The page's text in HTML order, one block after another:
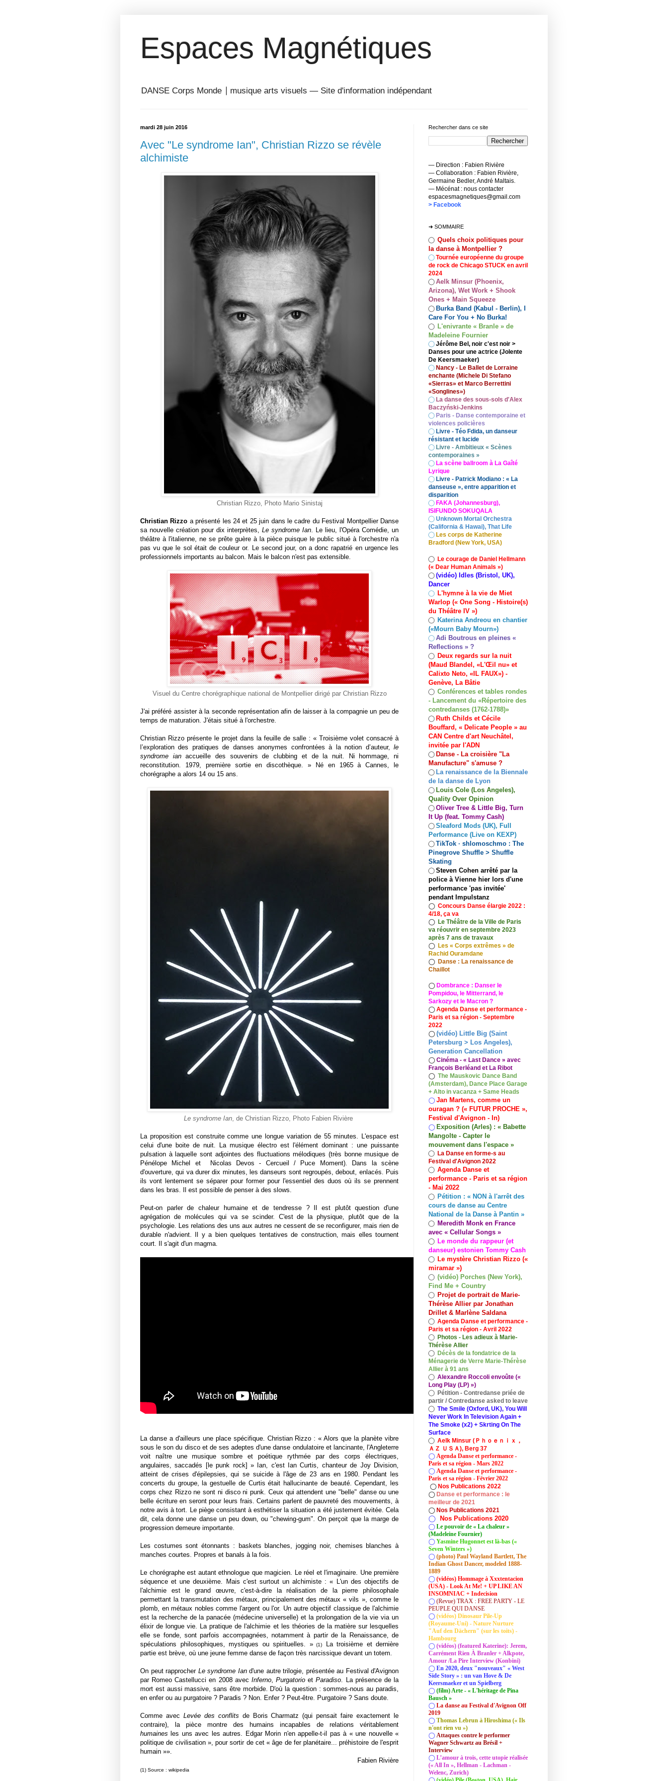
Espaces Magnétiques
DANSE Corps Monde ⎥ musique arts visuels — Site d'information indépendant
mardi 28 juin 2016
Avec "Le syndrome Ian", Christian Rizzo se révèle
alchimiste
Christian Rizzo, Photo Mario Sinistaj
Christian Rizzo a présenté les 24 et 25 juin dans le cadre du Festival Montpellier Danse
sa nouvelle création pour dix interprètes, Le syndrome Ian. Le lieu, l'Opéra Comédie, un
théâtre à l'italienne, ne se prête guère à la pièce puisque le public situé à l'orchestre n'a
pas vu que le sol était de couleur or. Le second jour, on a donc rapatrié en urgence les
professionnels importants au balcon. Mais le balcon n'est pas extensible.
Visuel du Centre chorégraphique national de Montpellier dirigé par Christian Rizzo
J'ai préféré assister à la seconde représentation afin de laisser à la compagnie un peu de
temps de maturation. J'étais situé à l'orchestre.
Christian Rizzo présente le projet dans la feuille de salle : « Troisième volet consacré à
l’exploration des pratiques de danses anonymes confrontées à la notion d’auteur, le
syndrome ianaccueille des souvenirs de clubbing et de la nuit. Ni hommage, ni
reconstitution. 1979, première sortie en discothèque. » Né en 1965 à Cannes, le
chorégraphe a alors 14 ou 15 ans.
Le syndrome Ian, de Christian Rizzo, Photo Fabien Rivière
La proposition est construite comme une longue variation de 55 minutes. L'espace est
celui d'une boite de nuit. La musique électro est l'élément dominant : une puissante
pulsation à laquelle sont adjointes des fluctuations mélodiques (très bonne musique de
Pénélope Michel et Nicolas Devos - Cercueil / Puce Moment). Dans la scène
d'ouverture, qui va durer dix minutes, les danseurs sont regroupés, debout, enlacés. Puis
ils vont lentement se séparer pour former pour l'essentiel des duos où ils se prennent
dans les bras. Il est possible de penser à des slows.
Peut-on parler de chaleur humaine et de tendresse ? Il est plutôt question d'une
agrégation de molécules qui va se scinder. C'est de la physique, plutôt que de la
psychologie. Les relations des uns aux autres ne cessent de se reconfigurer, mais rien de
durable n'advient. Il y a bien quelques tentatives de construction, mais elles tournent
court. Il s'agit d'un magma.
La danse a d'ailleurs une place spécifique. Christian Rizzo :« Alors que la planète vibre
sous le son du disco et de ses adeptes d'une danse ondulatoire et lancinante, l'Angleterre
voit naître une musique sombre et poétique rythmée par des corps électriques,
angulaires, saccadés [le punk rock] » Ian, c'est Ian Curtis, chanteur de Joy Division,
atteint de crises d'épilepsies, qui se suicide à l'âge de 23 ans en 1980. Pendant les
concerts du groupe, la gestuelle de Curtis était hallucinante de beauté. Cependant, les
corps chez Rizzo ne sont ni disco ni punk. Ceux qui attendent une "belle" danse ou une
belle écriture en seront pour leurs frais. Certains parlent de pauvreté des mouvements, à
notre avis à tort. Le piège consistant à esthétiser la situation a été justement évitée. Cela
dit, cela donne une danse un peu down, ou "chewing-gum". On perçoit que la marge de
progression demeure importante.
Les costumes sont étonnants : baskets blanches, jogging noir, chemises blanches à
manches courtes. Propres et banals à la fois.
Le chorégraphe est autant ethnologue que magicien. Le réel et l'imaginaire. Une première
séquence et une deuxième. Mais c'est surtout un alchimiste : « L'un des objectifs de
l'alchimie est le grand œuvre, c'est-à-dire la réalisation de la pierre philosophale
permettant la transmutation des métaux, principalement des métaux « vils », comme le
plomb, en métaux nobles comme l'argent ou l'or. Un autre objectif classique de l'alchimie
est la recherche de la panacée (médecine universelle) et la prolongation de la vie via un
élixir de longue vie. La pratique de l'alchimie et les théories de la matière sur lesquelles
elle se fonde, sont parfois accompagnées, notamment à partir de la Renaissance, de
spéculations philosophiques, mystiques ou spirituelles. » (1)
La troisième et dernière
partie est brève, où une jeune femme danse de façon très narcissique devant un totem.
On peut rapprocher Le syndrome Iand'une autre trilogie, présentée au Festival d'Avignon
par Romeo Castellucci en 2008 avec Inferno,Purgatorio etParadiso. La présence de la
mort est aussi massive, sans être morbide. D'où la question : sommes-nous au paradis,
en enfer ou au purgatoire ? Paradis ? Non. Enfer ? Peut-être. Purgatoire ? Sans doute.
Comme avec Levée des conflits de Boris Charmatz (qui pensait faire exactement le
contraire), la pièce montre des humains incapables de relations véritablement
humaines les uns avec les autres. Edgar Morin n'en appelle-t-il pas à « une nouvelle «
politique de civilisation », pour sortir de cet « âge de fer planétaire... préhistoire de l'esprit
humain »».
Fabien Rivière
(1) Source : wikipedia
Rechercher dans ce site
— Direction : Fabien Rivière
— Collaboration : Fabien Rivière,
Germaine Bedler, André Maltais.
— Mécénat : nous contacter
espacesmagnetiques@gmail.com
> Facebook
➜ SOMMAIRE
◯ Quels choix politiques pour
la danse à Montpellier ?
◯ Tournée européenne du groupe
de rock de Chicago STUCK en avril
2024
◯ Aelk Minsur (Phoenix,
Arizona), Wet Work + Shook
Ones + Main Squeeze
◯ Burka Band (Kabul - Berlin), I
Care For You + No Burka!
◯ L'enivrante « Branle » de
Madeleine Fournier
◯ Jérôme Bel, noir c'est noir >
Danses pour une actrice (Jolente
De Keersmaeker)
◯ Nancy - Le Ballet de Lorraine
enchante (Michele Di Stefano
«Sierras» et Marco Berrettini
«Songlines»)
◯ La danse des sous-sols d'Alex
Baczyński-Jenkins
◯ Paris - Danse contemporaine et
violences policières
◯ Livre - Téo Fdida, un danseur
résistant et lucide
◯ Livre - Ambitieux « Scènes
contemporaines »
◯ La scène ballroom à La Gaîté
Lyrique
◯ Livre - Patrick Modiano : « La
danseuse », entre apparition et
disparition
◯ FAKA (Johannesburg),
ISIFUNDO SOKUQALA
◯ Unknown Mortal Orchestra
(California & Hawai), That Life
◯ Les corps de Katherine
Bradford (New York, USA)
◯ Le courage de Daniel Hellmann
(« Dear Human Animals »)
◯ (vidéo) Idles (Bristol, UK),
Dancer
◯ L'hymne à la vie de Miet
Warlop (« One Song - Histoire(s)
du Théâtre IV »)
◯ Katerina Andreou en chantier
(«Mourn Baby Mourn»)
◯ Adi Boutrous en pleines «
Reflections » ?
◯ Deux regards sur la nuit
(Maud Blandel, «L'Œil nu» et
Calixto Neto, «IL FAUX») -
Genève, La Bâtie
◯ Conférences et tables rondes
- Lancement du «Répertoire des
contredanses (1762-1788)»
◯ Ruth Childs et Cécile
Bouffard, « Delicate People » au
CAN Centre d'art Neuchâtel,
invitée par l'ADN
◯ Danse - La croisière "La
Manufacture" s'amuse ?
◯ La renaissance de la Biennale
de la danse de Lyon
◯ Louis Cole (Los Angeles),
Quality Over Opinion
◯ Oliver Tree & Little Big, Turn
It Up (feat. Tommy Cash)
◯ Sleaford Mods (UK), Full
Performance (Live on KEXP)
◯ TikTok · shlomoschmo : The
Pinegrove Shuffle > Shuffle
Skating
◯ Steven Cohen arrêté par la
police à Vienne hier lors d'une
performance 'pas invitée'
pendant Impulstanz
◯ Concours Danse élargie 2022 :
4/18, ça va
◯ Le Théâtre de la Ville de Paris
va réouvrir en septembre 2023
après 7 ans de travaux
◯ Les « Corps extrêmes » de
Rachid Ouramdane
◯ Danse : La renaissance de
Chaillot
◯ Dombrance : Danser le
Pompidou, le Mitterrand, le
Sarkozy et le Macron ?
◯ Agenda Danse et performance -
Paris et sa région - Septembre
2022
◯ (vidéo) Little Big (Saint
Petersburg > Los Angeles),
Generation Cancellation
◯ Cinéma - « Last Dance » avec
François Berléand et La Ribot
◯ The Mauskovic Dance Band
(Amsterdam), Dance Place Garage
+ Alto in vacanza + Same Heads
◯ Jan Martens, comme un
ouragan ? (« FUTUR PROCHE »,
Festival d'Avignon - In)
◯ Exposition (Arles) : « Babette
Mangolte - Capter le
mouvement dans l'espace »
◯ La Danse en forme-s au
Festival d'Avignon 2022
◯ Agenda Danse et
performance - Paris et sa région
- Mai 2022
◯ Pétition : « NON à l'arrêt des
cours de danse au Centre
National de la Danse à Pantin »
◯ Meredith Monk en France
avec « Cellular Songs »
◯ Le monde du rappeur (et
danseur) estonien Tommy Cash
◯ Le mystère Christian Rizzo («
miramar »)
◯ (vidéo) Porches (New York),
Find Me + Country
◯ Projet de portrait de Marie-
Thérèse Allier par Jonathan
Drillet & Marlène Saldana
◯ Agenda Danse et performance -
Paris et sa région - Avril 2022
◯ Photos - Les adieux à Marie-
Thérèse Allier
◯ Décès de la fondatrice de la
Ménagerie de Verre Marie-Thérèse
Allier à 91 ans
◯ Alexandre Roccoli envoûte («
Long Play (LP) »)
◯ Pétition - Contredanse priée de
partir / Contredanse asked to leave
◯ The Smile (Oxford, UK), You Will
Never Work In Television Again +
The Smoke (x2) + Skrting On The
Surface
◯ Aelk Minsur (Ｐｈｏｅｎｉｘ，
ＡＺ ＵＳＡ), Berg 37
◯ Agenda Danse et performance -
Paris et sa région - Mars 2022
◯ Agenda Danse et performance -
Paris et sa région - Février 2022
◯ Nos Publications 2022
◯ Danse et performance : le
meilleur de 2021
◯ Nos Publications 2021
◯ Nos Publications 2020
◯ Le pouvoir de « La chaleur »
(Madeleine Fournier)
◯ Yasmine Hugonnet est là-bas («
Seven Winters »)
◯ (photo) Paul Wayland Bartlett, The
Indian Ghost Dancer, modeled 1888-
1889
◯ (vidéos) Hommage à Xxxtentacion
(USA) - Look At Me! + UP LIKE AN
INSOMNIAC + Indecision
◯ (Revue) TRAX : FREE PARTY - LE
PEUPLE QUI DANSE
◯ (vidéos) Dinosaur Pile-Up
(Royaume-Uni) - Nature Nurture
"Auf den Dächern" (sur les toits) -
Hambourg
◯ (vidéos) (featured Katerine): Jerem,
Carrément Rien À Branler + Alkpote,
Amour /La Pire Interview (Konbini)
◯ En 2020, deux "nouveaux" « West
Side Story » : un van Hove & De
Keersmaeker et un Spielberg
◯ (film) Arte - « L'héritage de Pina
Bausch »
◯ La danse au Festival d'Avignon Off
2019
◯ Thomas Lebrun à Hiroshima (« Ils
n'ont rien vu »)
◯ Attaques contre le performer
Wagner Schwartz au Brésil +
Interview
◯ L’amour à trois, cette utopie réalisée
(« All In », Hellman - Lachman -
Welenc, Zurich)